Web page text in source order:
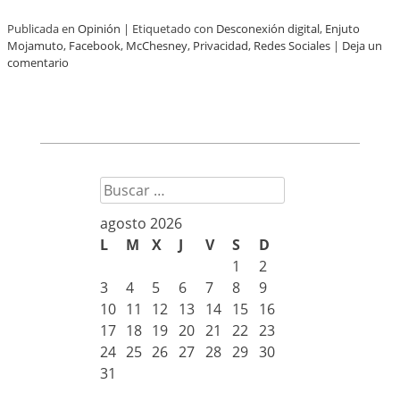
Publicada en Opinión | Etiquetado con Desconexión digital, Enjuto
Mojamuto, Facebook, McChesney, Privacidad, Redes Sociales | Deja un
comentario
Buscar
agosto 2026
L
M X J V S
D
1
2
3
4 5 6 7 8
9
10 11 12 13 14 15 16
17 18 19 20 21 22 23
24 25 26 27 28 29 30
31